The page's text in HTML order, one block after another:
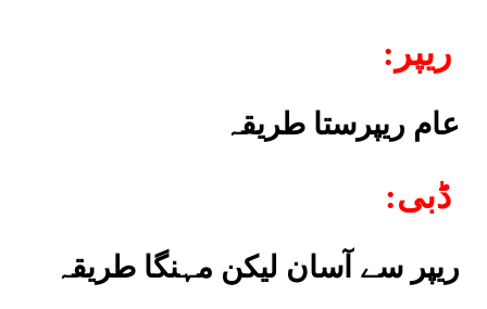
عام ریپرستا طریقہ
ریپر سے آسان لیکن مہنگا طریقہ